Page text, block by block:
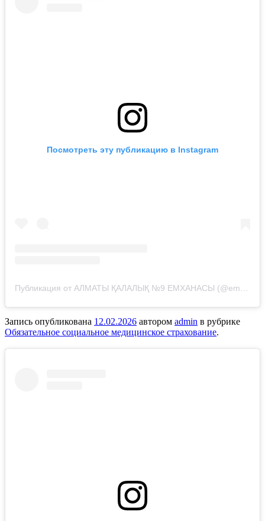
Посмотреть эту публикацию в Instagram
Запись опубликована 12.02.2026 автором admin в рубрике
Обязательное социальное медицинское страхование.